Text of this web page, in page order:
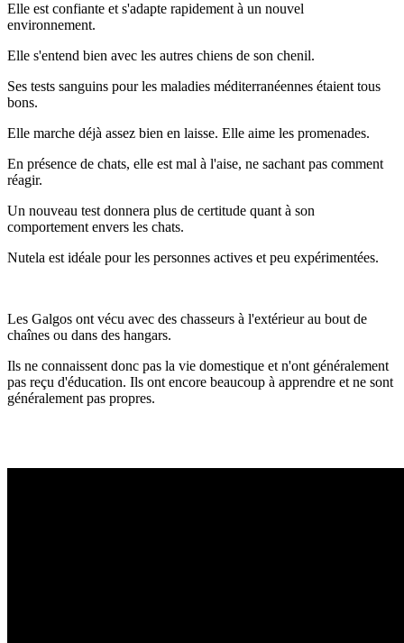
Elle est confiante et s'adapte rapidement à un nouvel
environnement.
Elle s'entend bien avec les autres chiens de son chenil.
Ses tests sanguins pour les maladies méditerranéennes étaient tous
bons.
Elle marche déjà assez bien en laisse. Elle aime les promenades.
En présence de chats, elle est mal à l'aise, ne sachant pas comment
réagir.
Un nouveau test donnera plus de certitude quant à son
comportement envers les chats.
Nutela est idéale pour les personnes actives et peu expérimentées.
Les Galgos ont vécu avec des chasseurs à l'extérieur au bout de
chaînes ou dans des hangars.
Ils ne connaissent donc pas la vie domestique et n'ont généralement
pas reçu d'éducation. Ils ont encore beaucoup à apprendre et ne sont
généralement pas propres.